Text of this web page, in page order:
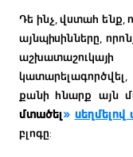
Դե ինչ, վստահ ենք,
այնպիսինները,
քանի հնարք այն
մտածել» սեղմելով
բլոգը: